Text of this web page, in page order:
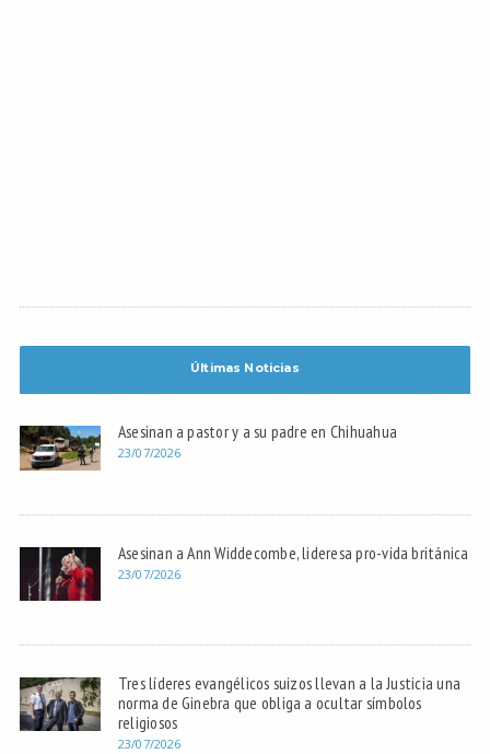
Últimas Noticias
Asesinan a pastor y a su padre en Chihuahua
23/07/2026
Asesinan a Ann Widdecombe, lideresa pro-vida británica
23/07/2026
Tres líderes evangélicos suizos llevan a la Justicia una
norma de Ginebra que obliga a ocultar símbolos
religiosos
23/07/2026